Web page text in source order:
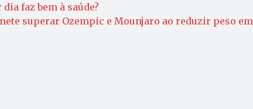
faz bem à saúde?
superar Ozempic e Mounjaro ao reduzir peso em